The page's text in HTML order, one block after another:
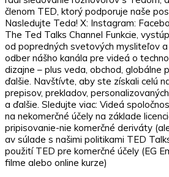
členom TED, ktorý podporuje naše
Nasledujte Teda! X: Instagram:
The Ted Talks Channel Funkcie,
od popredných svetových mysliteľov
odber nášho kanála pre videá o
dizajne – plus veda, obchod, globálne
ďalšie. Navštívte, aby ste získali celú
prepisov, prekladov,
a ďalšie. Sledujte viac: Videá
na nekomerčné účely na základe
pripisovanie-nie komerčné deriváty
av súlade s našimi politikami TED
použití TED pre komerčné účely (EG
filme alebo online kurze)